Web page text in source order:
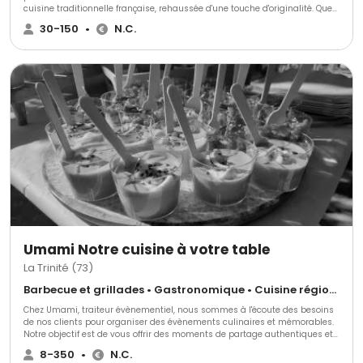
cuisine traditionnelle française, rehaussée d'une touche d'originalité. Que
ce soit pour un mariage, un anniversaire ou une réunion professionnelle,
le Traiteur Désir est là pour vous accompagner et vous offrir un moment
plus, le Traiteur Désir est l'adresse incontournable pour tous vos
événements !
30-150 • N.C.
Umami Notre cuisine à votre table
La Trinité (73)
Barbecue et grillades • Gastronomique • Cuisine régionale
Chez Umami, traiteur évènementiel, nous sommes à l'écoute des besoins
de nos clients pour organiser des évènements culinaires et mémorables.
Notre objectif est de vous offrir des moments de partage authentiques et
conviviaux. Nous sommes spécialisés dans l'accompagnement de
chaque instant de votre vie, personnelle ou professionnelle. Nous vous
8-350 • N.C.